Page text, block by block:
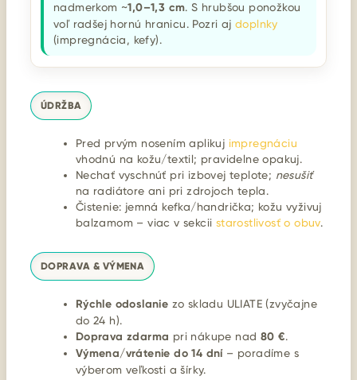
nadmerkom ~1,0–1,3 cm. S hrubšou ponožkou
voľ radšej hornú hranicu. Pozri aj doplnky
(impregnácia, kefy).
ÚDRŽBA
Pred prvým nosením aplikuj impregnáciu
vhodnú na kožu/textil; pravidelne opakuj.
Nechať vyschnúť pri izbovej teplote; nesušiť
na radiátore ani pri zdrojoch tepla.
Čistenie: jemná kefka/handrička; kožu vyživuj
balzamom – viac v sekcii starostlivosť o obuv.
DOPRAVA & VÝMENA
Rýchle odoslanie zo skladu ULIATE (zvyčajne
do 24 h).
Doprava zdarma pri nákupe nad 80 €.
Výmena/vrátenie do 14 dní– poradíme s
výberom veľkosti a šírky.